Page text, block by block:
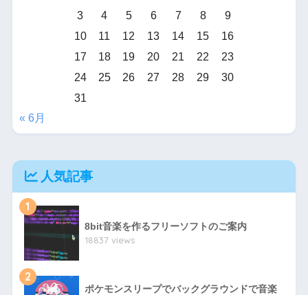
3
4 5 6 7 8
9
10
11 12 13 14 15
16
17
18 19 20 21 22
23
24
25 26 27 28 29
30
31
« 6月
人気記事
1
8bit音楽を作るフリーソフトのご案内
18837 views
2
ポケモンスリープでバックグラウンドで音楽